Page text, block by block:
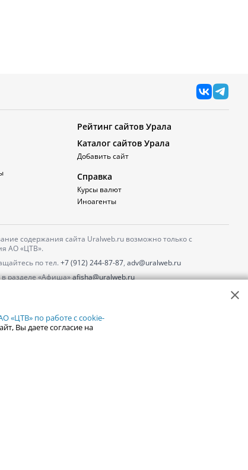
Рейтинг сайтов Урала
Каталог сайтов Урала
Добавить сайт
Справка
Курсы валют
Иноагенты
содержания сайта Uralweb.ru возможно только с
АО «ЦТВ».
по тел. +7 (912) 244-87-87, adv@uralweb.ru
разделе «Афиша»afisha@uralweb.ru
«ЦТВ» по работе с cookie-
Вы даете согласие на